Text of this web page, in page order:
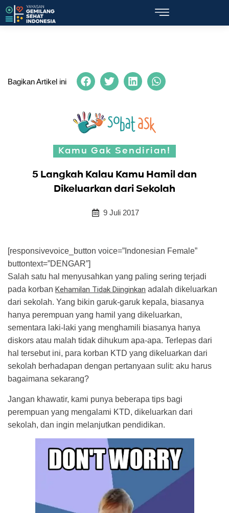
Bagikan Artikel ini
Kamu Gak Sendirian!
5 Langkah Kalau Kamu Hamil dan
Dikeluarkan dari Sekolah
9 Juli 2017
[responsivevoice_button voice=”Indonesian Female”
buttontext=”DENGAR”]
Salah satu hal menyusahkan yang paling sering terjadi
pada korban Kehamilan Tidak Diinginkan adalah dikeluarkan
dari sekolah. Yang bikin garuk-garuk kepala, biasanya
hanya perempuan yang hamil yang dikeluarkan,
sementara laki-laki yang menghamili biasanya hanya
diskors atau malah tidak dihukum apa-apa. Terlepas dari
hal tersebut ini, para korban KTD yang dikeluarkan dari
sekolah berhadapan dengan pertanyaan sulit: aku harus
bagaimana sekarang?
Jangan khawatir, kami punya beberapa tips bagi
perempuan yang mengalami KTD, dikeluarkan dari
sekolah, dan ingin melanjutkan pendidikan.